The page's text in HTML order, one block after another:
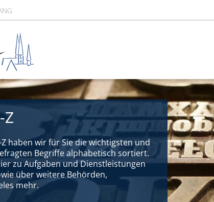
Z
haben wir für Sie die wichtigsten und
Begriffe alphabetisch sortiert.
zu Aufgaben und Dienstleistungen
über weitere Behörden,
mehr.